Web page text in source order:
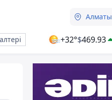
Алматы
+32°$469.93